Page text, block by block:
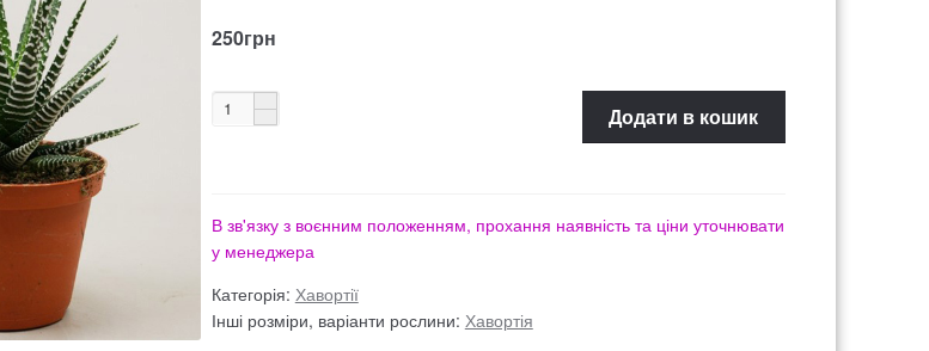
5200 рахунок 765Рахунок 936
250грн
Додати в кошик
В зв'язку з воєнним положенням, прохання наявність та ціни уточнювати
у менеджера
Категорія: Хавортії
Інші розміри, варіанти рослини: Хавортія